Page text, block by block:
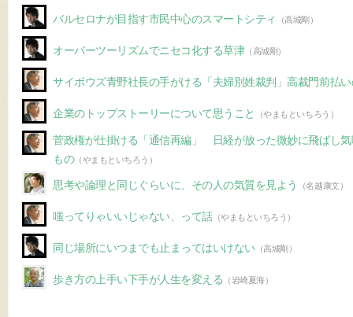
バルセロナが目指す市民中心のスマートシティ （高城剛）
オーバーツーリズムでニセコ化する草津（高城剛）
サイボウズ青野社長の手がける「夫婦別姓裁判」高裁門前払
企業のトップストーリーについて思うこと （やまもといちろう）
菅政権が仕掛ける「通信再編」 日経が放った微妙に飛ばし
もの（やまもといちろう）
思考や論理と同じぐらいに、その人の気質を見よう （名越康文）
嗤ってりゃいいじゃない、って話（やまもといちろう）
同じ場所にいつまでも止まってはいけない （高城剛）
歩き方の上手い下手が人生を変える （岩崎夏海）